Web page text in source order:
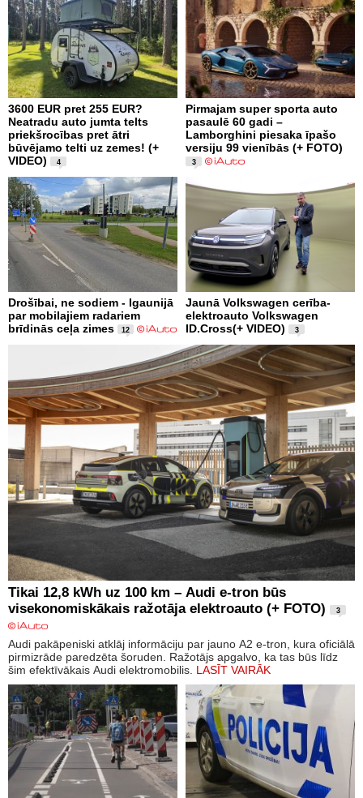
3600 EUR pret 255 EUR?
Neatradu auto jumta telts
priekšrocības pret ātri
būvējamo telti uz zemes! (+
VIDEO)
4
Pirmajam super sporta auto
pasaulē 60 gadi –
Lamborghini piesaka īpašo
versiju 99 vienībās (+ FOTO)
3
Drošībai, ne sodiem - Igaunijā
par mobilajiem radariem
brīdinās ceļa zimes
12
Jaunā Volkswagen cerība-
elektroauto Volkswagen
ID.Cross(+ VIDEO)
3
Tikai 12,8 kWh uz 100 km – Audi e-tron būs
visekonomiskākais ražotāja elektroauto (+ FOTO)
3
Audi pakāpeniski atklāj informāciju par jauno A2 e-tron, kura oficiālā
pirmizrāde paredzēta šoruden. Ražotājs apgalvo, ka tas būs līdz
šim efektīvākais Audi elektromobilis. LASĪT VAIRĀK